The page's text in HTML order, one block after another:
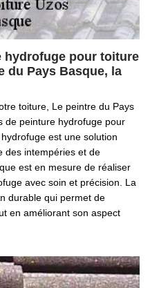
hydrofuge pour toiture
du Pays Basque, la
toiture, Le peintre du Pays
de peinture hydrofuge pour
est une solution
des intempéries et de
est en mesure de réaliser
avec soin et précision. La
durable qui permet de
en améliorant son aspect